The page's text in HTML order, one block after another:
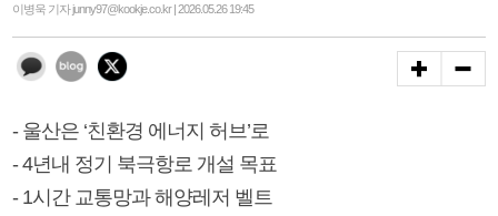
이병욱 기자 junny97@kookje.co.kr | 2026.05.26 19:45
- 울산은 ‘친환경 에너지 허브’로
- 4년내 정기 북극항로 개설 목표
- 1시간 교통망과 해양레저 벨트